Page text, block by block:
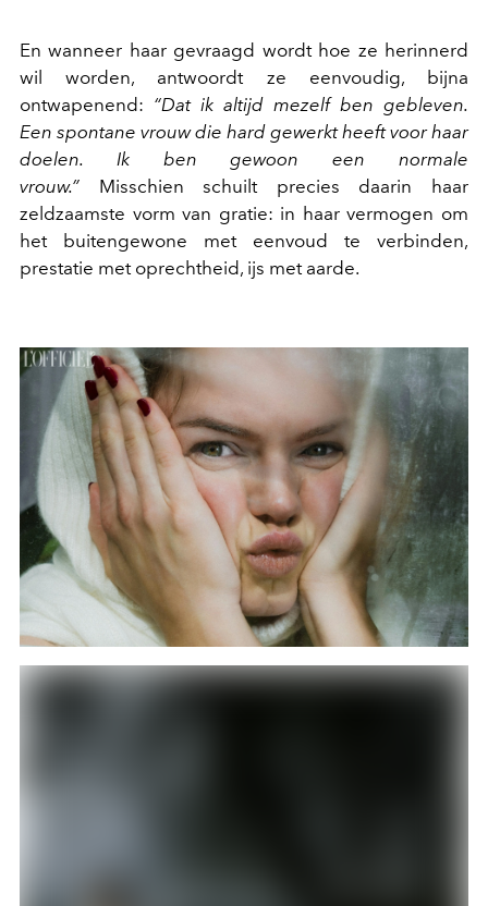
En wanneer haar gevraagd wordt hoe ze herinnerd
wil worden, antwoordt ze eenvoudig, bijna
ontwapenend: “Dat ik altijd mezelf ben gebleven.
Een spontane vrouw die hard gewerkt heeft voor haar
doelen. Ik ben gewoon een normale
vrouw.” Misschien schuilt precies daarin haar
zeldzaamste vorm van gratie: in haar vermogen om
het buitengewone met eenvoud te verbinden,
prestatie met oprechtheid, ijs met aarde.